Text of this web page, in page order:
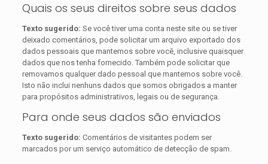
Quais os seus direitos sobre seus dados
Texto sugerido: Se você tiver uma conta neste site ou se tiver
deixado comentários, pode solicitar um arquivo exportado dos
dados pessoais que mantemos sobre você, inclusive quaisquer
dados que nos tenha fornecido. Também pode solicitar que
removamos qualquer dado pessoal que mantemos sobre você.
Isto não inclui nenhuns dados que somos obrigados a manter
para propósitos administrativos, legais ou de segurança.
Para onde seus dados são enviados
Texto sugerido: Comentários de visitantes podem ser
marcados por um serviço automático de detecção de spam.